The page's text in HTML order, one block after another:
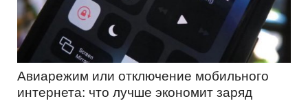
Авиарежим или отключение мобильного
интернета: что лучше экономит заряд